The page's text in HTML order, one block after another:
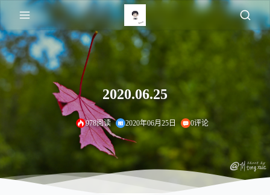
2020.06.25
978阅读 2020年06月25日 0评论